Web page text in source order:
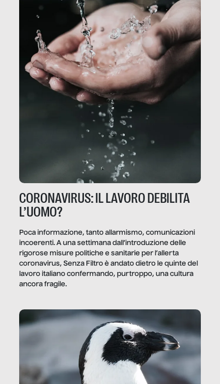
CORONAVIRUS: IL LAVORO DEBILITA
L’UOMO?
Poca informazione, tanto allarmismo, comunicazioni
incoerenti. A una settimana dall’introduzione delle
rigorose misure politiche e sanitarie per l’allerta
coronavirus, Senza Filtro è andato dietro le quinte del
lavoro italiano confermando, purtroppo, una cultura
ancora fragile.